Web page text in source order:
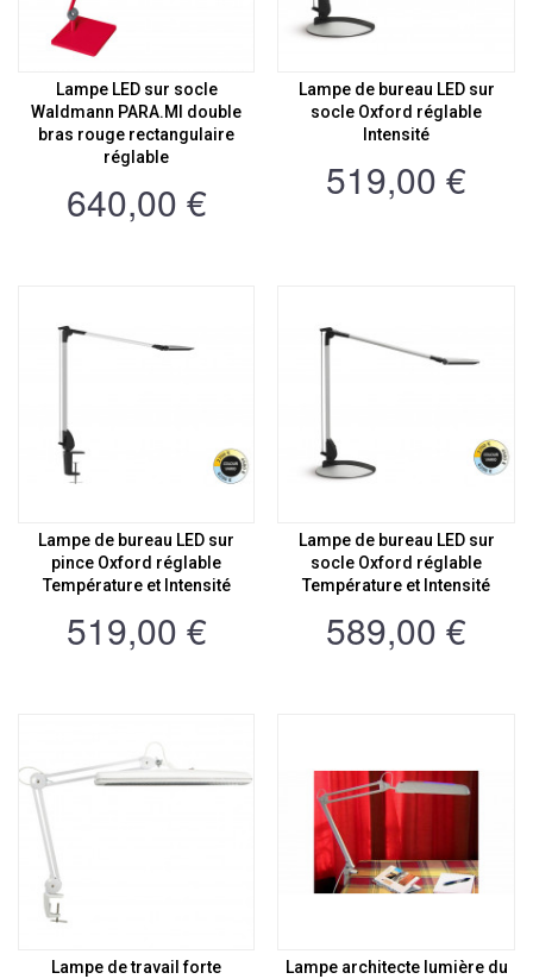
Lampe LED sur socle
Waldmann PARA.MI double
bras rouge rectangulaire
réglable
640,00 €
Lampe de bureau LED sur
socle Oxford réglable
Intensité
519,00 €
Lampe de bureau LED sur
pince Oxford réglable
Température et Intensité
519,00 €
Lampe de bureau LED sur
socle Oxford réglable
Température et Intensité
589,00 €
Lampe de travail forte
Lampe architecte lumière du